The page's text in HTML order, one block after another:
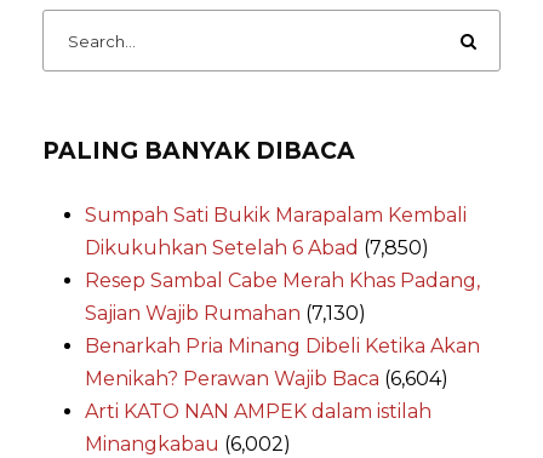
PALING BANYAK DIBACA
Sumpah Sati Bukik Marapalam Kembali
Dikukuhkan Setelah 6 Abad (7,850)
Resep Sambal Cabe Merah Khas Padang,
Sajian Wajib Rumahan (7,130)
Benarkah Pria Minang Dibeli Ketika Akan
Menikah? Perawan Wajib Baca (6,604)
Arti KATO NAN AMPEK dalam istilah
Minangkabau (6,002)